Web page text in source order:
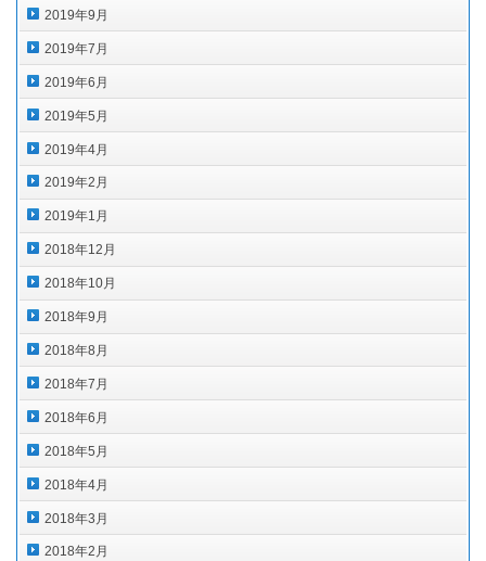
2019年9月
2019年7月
2019年6月
2019年5月
2019年4月
2019年2月
2019年1月
2018年12月
2018年10月
2018年9月
2018年8月
2018年7月
2018年6月
2018年5月
2018年4月
2018年3月
2018年2月